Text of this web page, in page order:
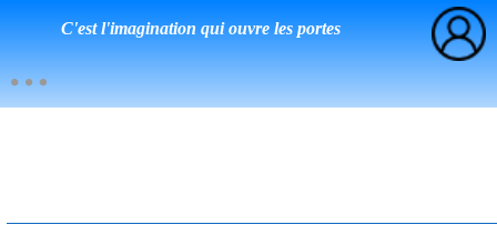
C'est l'imagination qui ouvre les portes